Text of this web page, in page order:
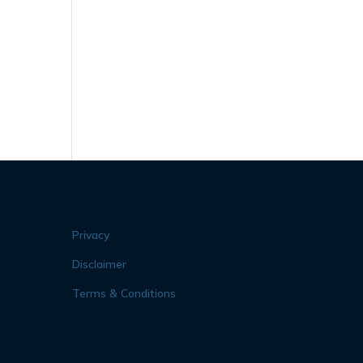
Privacy
Disclaimer
Terms & Conditions